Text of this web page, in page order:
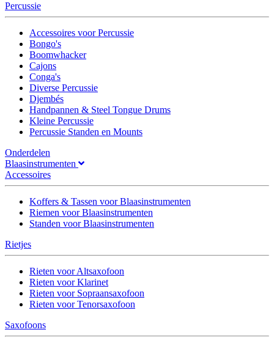
Percussie
Accessoires voor Percussie
Bongo's
Boomwhacker
Cajons
Conga's
Diverse Percussie
Djembés
Handpannen & Steel Tongue Drums
Kleine Percussie
Percussie Standen en Mounts
Onderdelen
Blaasinstrumenten
Accessoires
Koffers & Tassen voor Blaasinstrumenten
Riemen voor Blaasinstrumenten
Standen voor Blaasinstrumenten
Rietjes
Rieten voor Altsaxofoon
Rieten voor Klarinet
Rieten voor Sopraansaxofoon
Rieten voor Tenorsaxofoon
Saxofoons